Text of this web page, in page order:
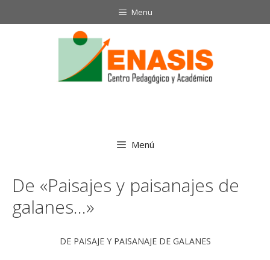
Menu
Menú
De «Paisajes y paisanajes de
galanes…»
DE PAISAJE Y PAISANAJE DE GALANES